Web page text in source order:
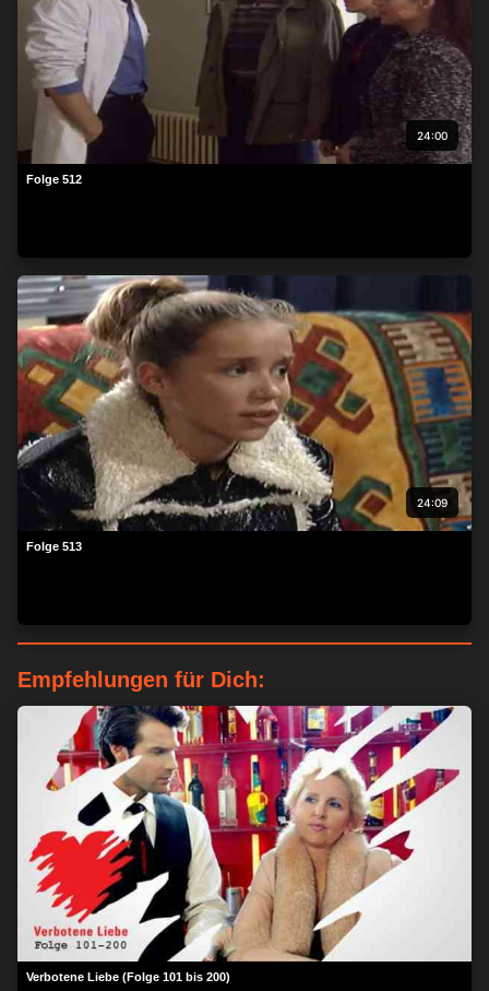
MEHR OPTIONEN
ZUSTIMMEN
24:00
Folge 512
24:09
Folge 513
Empfehlungen für Dich:
Verbotene Liebe (Folge 101 bis 200)